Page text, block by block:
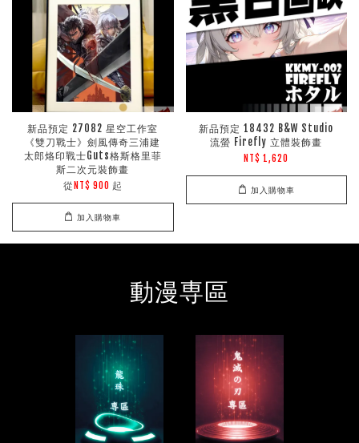
新品預定 27082 星空工作室
《雙刀戰士》劍風傳奇三浦建
太郎烙印戰士Guts格斯格里菲
斯二次元裝飾畫
從 NT$ 900 起
加入購物車
新品預定 18432 B&W Studio
流螢 Firefly 立體裝飾畫
NT$ 1,620
加入購物車
動漫専區